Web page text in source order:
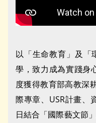
以「生命教育」及「
學，致力成為實踐身
度獲得教育部高教深
際專章、USR計畫、
日結合「國際藝文節